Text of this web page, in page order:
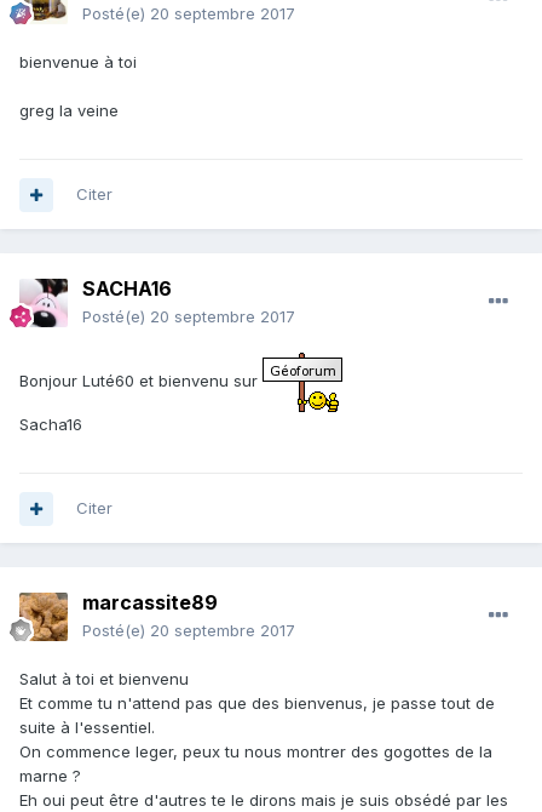
Posté(e) 20 septembre 2017
bienvenue à toi
greg la veine
Citer
SACHA16
Posté(e) 20 septembre 2017
Bonjour Luté60 et bienvenu sur
Sacha16
Citer
marcassite89
Posté(e) 20 septembre 2017
Salut à toi et bienvenu
Et comme tu n'attend pas que des bienvenus, je passe tout de
suite à l'essentiel.
On commence leger, peux tu nous montrer des gogottes de la
marne ?
Eh oui peut être d'autres te le dirons mais je suis obsédé par les